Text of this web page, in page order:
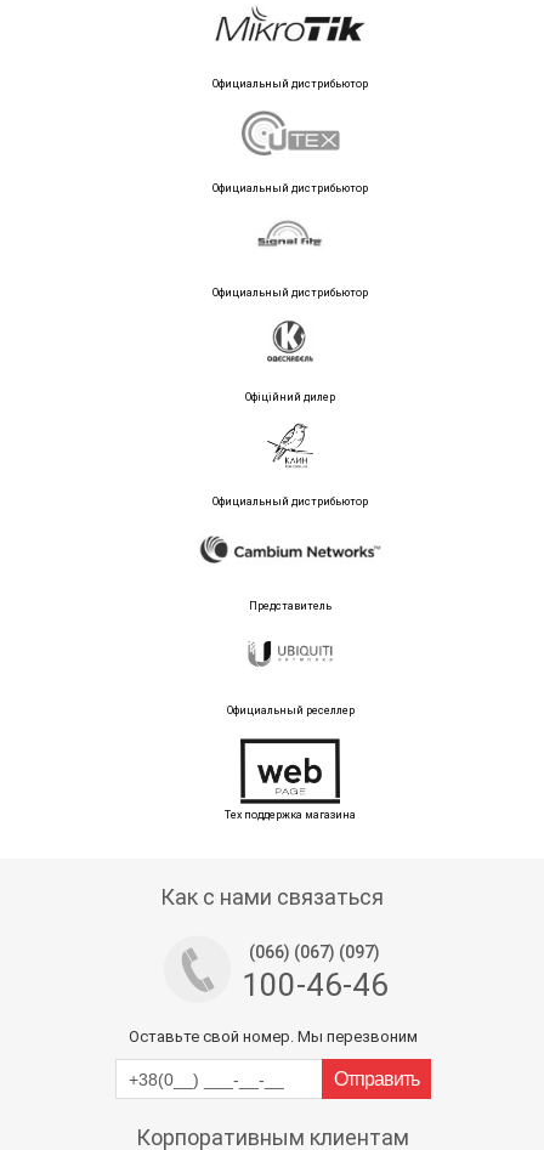
Официальный дистрибьютор
Официальный дистрибьютор
Официальный дистрибьютор
Офіційний дилер
Официальный дистрибьютор
Представитель
Официальный реселлер
Тех поддержка магазина
Как с нами связаться
(066) (067) (097)
100-46-46
Оставьте свой номер. Мы перезвоним
Корпоративным клиентам